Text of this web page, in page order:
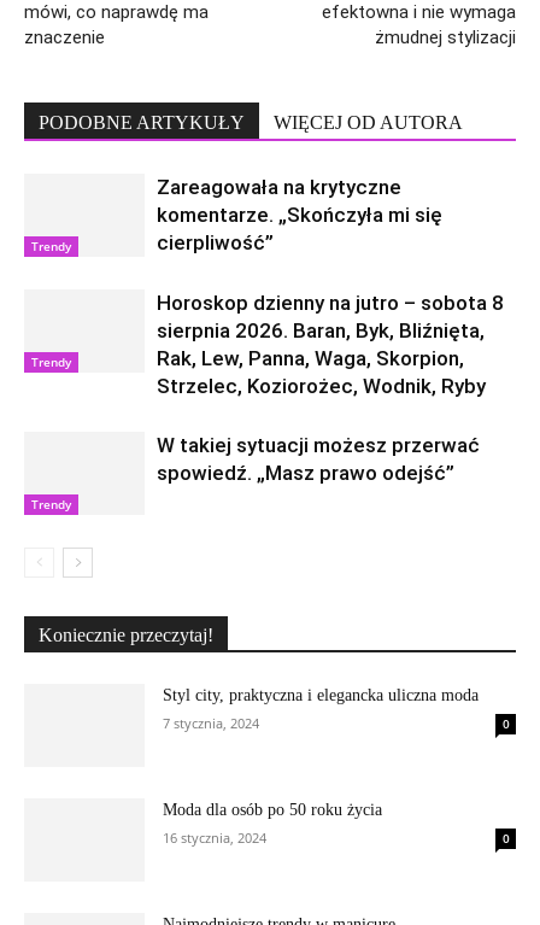
mówi, co naprawdę ma
znaczenie
efektowna i nie wymaga
żmudnej stylizacji
PODOBNE ARTYKUŁY WIĘCEJ OD AUTORA
Trendy
Zareagowała na krytyczne
komentarze. „Skończyła mi się
cierpliwość”
Trendy
Horoskop dzienny na jutro – sobota 8
sierpnia 2026. Baran, Byk, Bliźnięta,
Rak, Lew, Panna, Waga, Skorpion,
Strzelec, Koziorożec, Wodnik, Ryby
Trendy
W takiej sytuacji możesz przerwać
spowiedź. „Masz prawo odejść”
Koniecznie przeczytaj!
Styl city, praktyczna i elegancka uliczna moda
7 stycznia, 2024
0
Moda dla osób po 50 roku życia
16 stycznia, 2024
0